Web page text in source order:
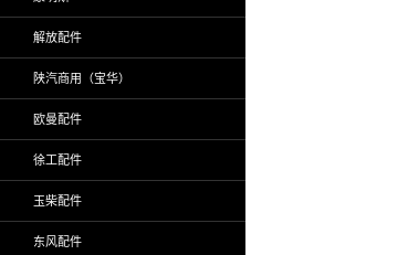
解放配件
陕汽商用（宝华）
欧曼配件
徐工配件
玉柴配件
东风配件